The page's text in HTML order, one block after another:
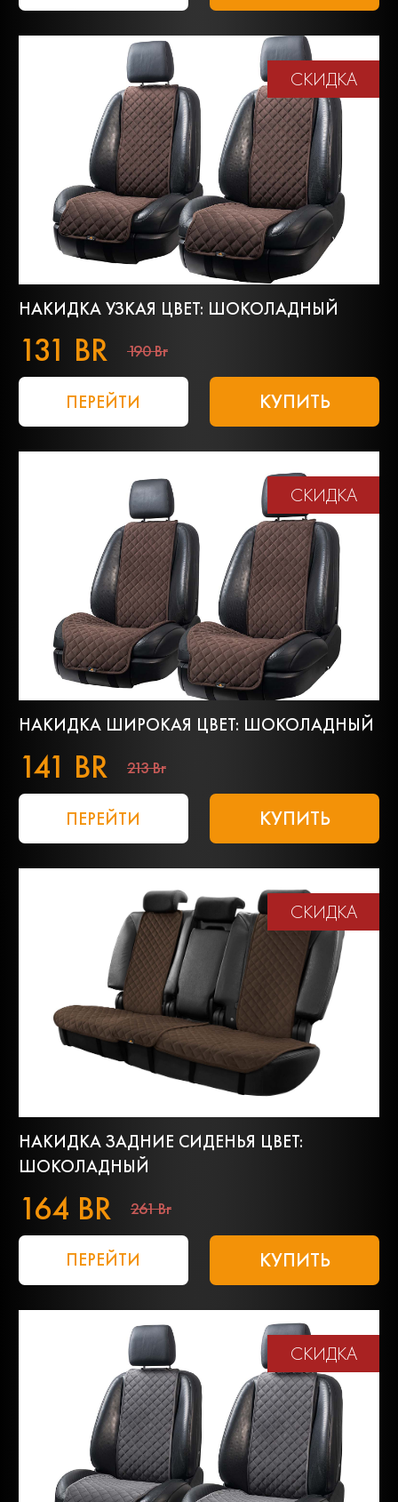
СКИДКА
НАКИДКА УЗКАЯ ЦВЕТ: ШОКОЛАДНЫЙ
131 BR 190 Br
ПЕРЕЙТИ КУПИТЬ
СКИДКА
НАКИДКА ШИРОКАЯ ЦВЕТ: ШОКОЛАДНЫЙ
141 BR 213 Br
ПЕРЕЙТИ КУПИТЬ
СКИДКА
НАКИДКА ЗАДНИЕ СИДЕНЬЯ ЦВЕТ:
ШОКОЛАДНЫЙ
164 BR 261 Br
ПЕРЕЙТИ КУПИТЬ
СКИДКА